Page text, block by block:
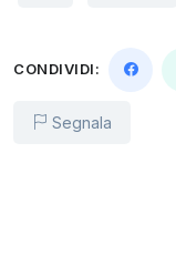
CONDIVIDI:
Segnala